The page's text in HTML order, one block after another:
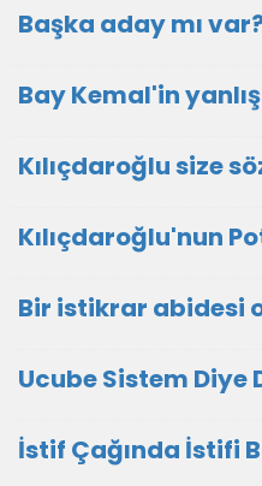
Başka aday mı
Bay Kemal'in
Kılıçdaroğlu size
Kılıçdaroğlu'nun
Bir istikrar abidesi
Ucube Sistem Diye
İstif Çağında İstifi